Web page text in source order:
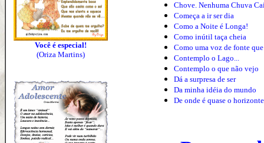
Você é especial!
(Oriza Martins)
Chove. Nenhuma Chuva
Começa a ir ser dia
Como a Noite é Longa!
Como inútil taça cheia
Como uma voz de fonte que
Contemplo o Lago...
Contemplo o que não vejo
Dá a surpresa de ser
Da minha idéia do mundo
De onde é quase o horizonte